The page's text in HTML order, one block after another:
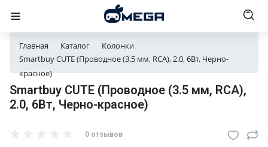
Главная Каталог
Колонки
Smartbuy CUTE (Проводное (3.5 мм, RCA), 2.0, 6Вт, Черно-
красное)
Smartbuy CUTE (Проводное (3.5 мм, RCA),
2.0, 6Вт, Черно-красное)
0 отзывов